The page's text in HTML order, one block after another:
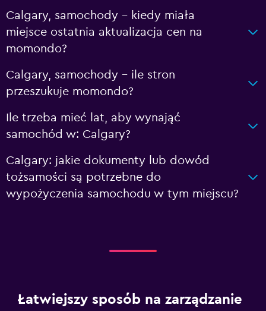
Calgary, samochody – kiedy miała
miejsce ostatnia aktualizacja cen na
momondo?
Calgary, samochody – ile stron
przeszukuje momondo?
Ile trzeba mieć lat, aby wynająć
samochód w: Calgary?
Calgary: jakie dokumenty lub dowód
tożsamości są potrzebne do
wypożyczenia samochodu w tym miejscu?
Łatwiejszy sposób na zarządzanie